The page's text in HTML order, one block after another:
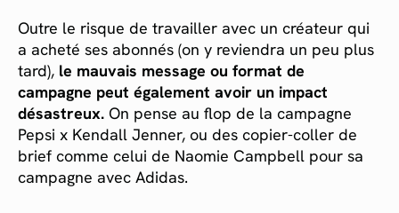
Outre le risque de travailler avec un créateur qui
a acheté ses abonnés (on y reviendra un peu plus
tard), le mauvais message ou format de
campagne peut également avoir un impact
désastreux. On pense au flop de la campagne
Pepsi x Kendall Jenner, ou des copier-coller de
brief comme celui de Naomie Campbell pour sa
campagne avec Adidas.